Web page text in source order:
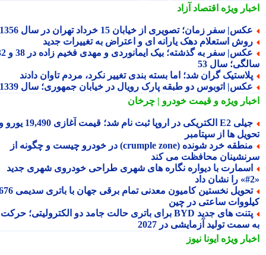
ویژهاقتصاد آزاد
سفر زمان؛ تصویری از خیابان 15 خرداد تهران در سال 1356
استعلام دهک یارانه ای و اعتراض به تغییرات جدید
عکس| سفر به گذشته؛ بیک ایمانوردی و مهدی فخیم زاده در 38 و 32
سال 53
گران شد؛ اما بسته بندی تغییر نکرد، مردم تاوان دادند
اتوبوس دو طبقه پارک رویال در خیابان جمهوری؛ سال 1339
ویژهو قیمت خودرو | چرخان
جیلی E2 الکتریکی در اروپا ثبت نام شد؛ قیمت آغازی 19,490 یورو و
ها از سپتامبر
منطقه خرد شونده (crumple zone) در خودرو چیست و چگونه از
محافظت می کند
با دیواره نگاره های شهری طراحی خودروی شهری جدید
تحویل نخستین کامیون معدنی تمام برقی جهان با باتری سدیمی 676
ساعتی در چین
پتنت های جدید BYD برای باتری حالت جامد دو الکترولیتی؛ حرکت
سمت تولید آزمایشی در 2027
ویژهایونا نیوز